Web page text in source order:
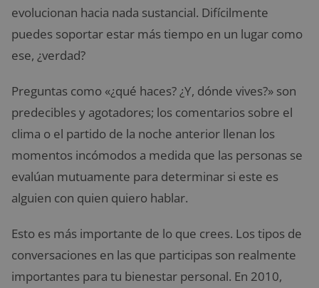
evolucionan hacia nada sustancial. Difícilmente
puedes soportar estar más tiempo en un lugar como
ese, ¿verdad?
Preguntas como «¿qué haces? ¿Y, dónde vives?» son
predecibles y agotadores; los comentarios sobre el
clima o el partido de la noche anterior llenan los
momentos incómodos a medida que las personas se
evalúan mutuamente para determinar si este es
alguien con quien quiero hablar.
Esto es más importante de lo que crees. Los tipos de
conversaciones en las que participas son realmente
importantes para tu bienestar personal. En 2010,